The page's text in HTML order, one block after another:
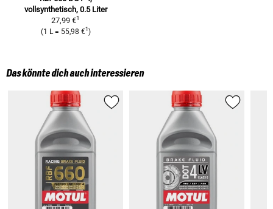
vollsynthetisch, 0.5 Liter
27,99 €1
(1 L = 55,98 €1 )
Das könnte dich auch interessieren